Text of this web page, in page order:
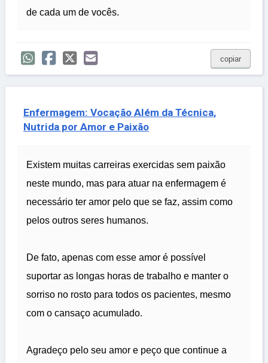
de cada um de vocês.
copiar
Enfermagem: Vocação Além da Técnica,
Nutrida por Amor e Paixão
Existem muitas carreiras exercidas sem paixão
neste mundo, mas para atuar na enfermagem é
necessário ter amor pelo que se faz, assim como
pelos outros seres humanos.
De fato, apenas com esse amor é possível
suportar as longas horas de trabalho e manter o
sorriso no rosto para todos os pacientes, mesmo
com o cansaço acumulado.
Agradeço pelo seu amor e peço que continue a